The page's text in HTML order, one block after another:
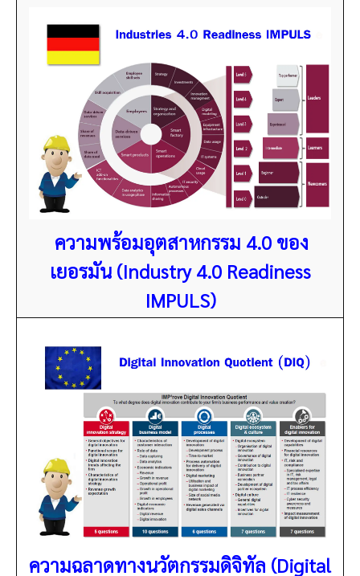
ความพร้อมอุตสาหกรรม 4.0 ของ
เยอรมัน (Industry 4.0 Readiness
IMPULS)
ความฉลาดทางนวัตกรรมดิจิทัล (Digital